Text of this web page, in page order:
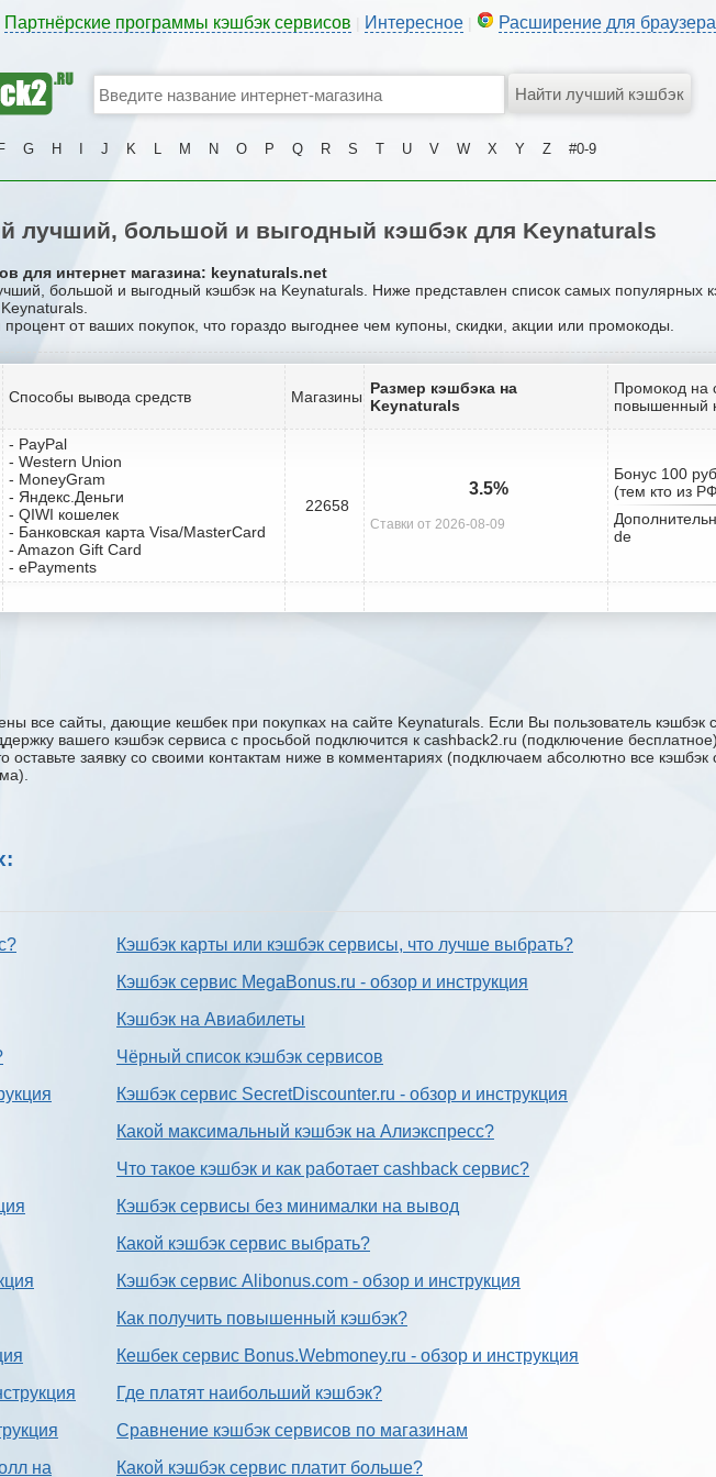
Партнёрские программы кэшбэк сервисов Интересное Расширение для
F G H J K L M N O P Q R S T U V W X Y Z #0-9
лучший, большой и выгодный кэшбэк для Keynaturals
для интернет магазина: keynaturals.net
большой и выгодный кэшбэк на Keynaturals. Ниже представлен список самых популярных
процент от ваших покупок, что гораздо выгоднее чем купоны, скидки, акции или промокоды.
Способы вывода средств Магазины Размер кэшбэка на
Keynaturals
Промокод на
повышенный
- PayPal
- Western Union
- MoneyGram
- Яндекс.Деньги
- QIWI кошелек
- Банковская карта Visa/MasterCard
- Amazon Gift Card
- ePayments
22658
3.5%
Ставки от 2026-08-09
Бонус 100
(тем кто из
de
все сайты, дающие кешбек при покупках на сайте Keynaturals. Если Вы пользователь кэшбэк
вашего кэшбэк сервиса с проcьбой подключится к cashback2.ru (подключение
оставьте заявку со своими контактам ниже в комментариях (подключаем абсолютно все
на
Кэшбэк карты или кэшбэк сервисы, что лучше выбрать?
Кэшбэк сервис MegaBonus.ru - обзор и инструкция
Кэшбэк на Авиабилеты
Чёрный список кэшбэк сервисов
Кэшбэк сервис SecretDiscounter.ru - обзор и инструкция
Какой максимальный кэшбэк на Алиэкспресс?
Что такое кэшбэк и как работает cashback сервис?
Кэшбэк сервисы без минималки на вывод
Какой кэшбэк сервис выбрать?
Кэшбэк сервис Alibonus.com - обзор и инструкция
Как получить повышенный кэшбэк?
Кешбек сервис Bonus.Webmoney.ru - обзор и инструкция
Где платят наибольший кэшбэк?
Сравнение кэшбэк сервисов по магазинам
Какой кэшбэк сервис платит больше?